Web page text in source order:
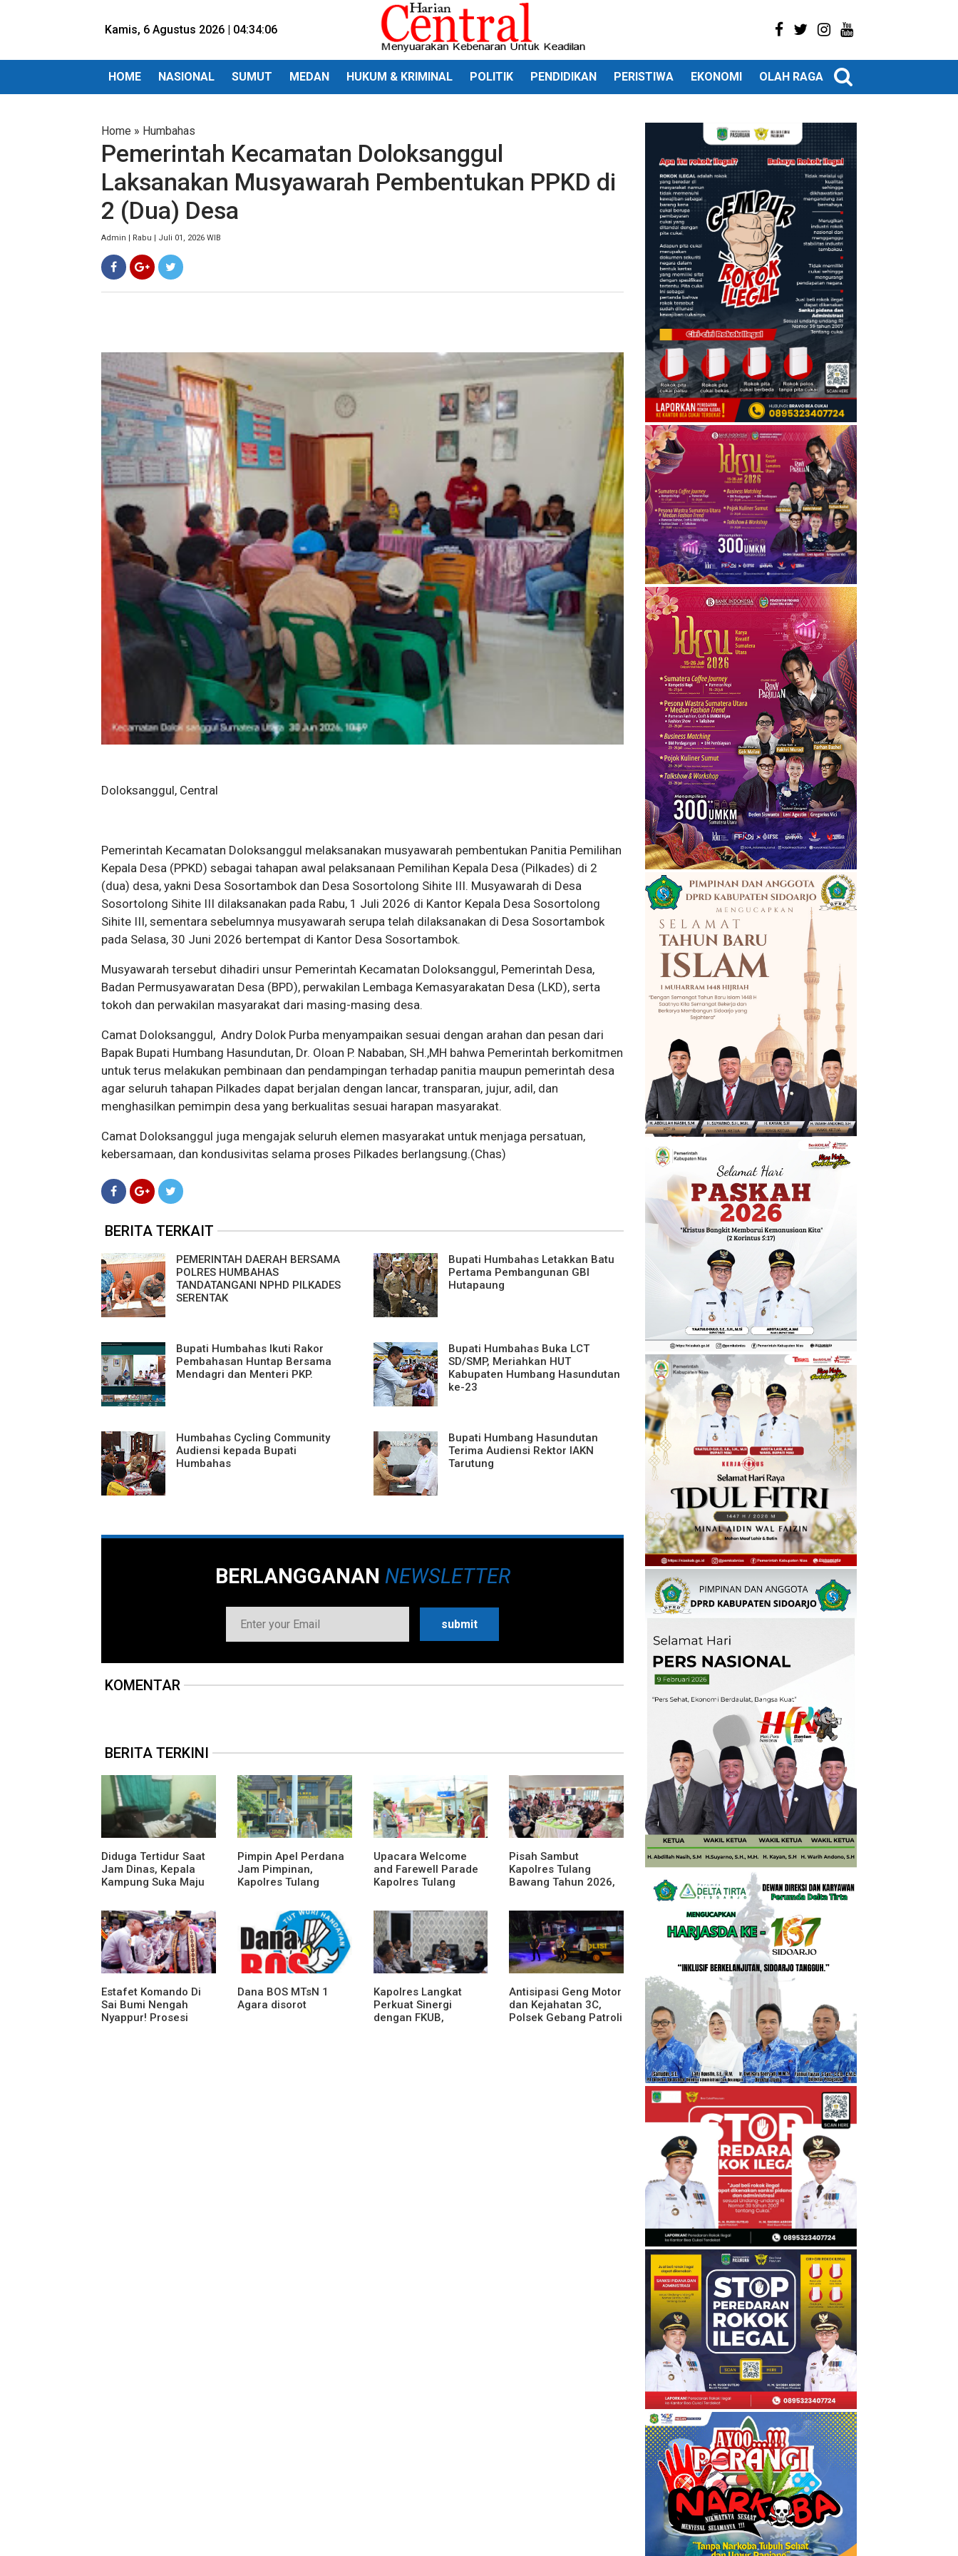
Kamis, 6 Agustus 2026 | 04:34:07
HOME NASIONAL SUMUT MEDAN HUKUM & KRIMINAL POLITIK PENDIDIKAN PERISTIWA EKONOMI OLAH RAGA
Home » Humbahas
Pemerintah Kecamatan Doloksanggul
Laksanakan Musyawarah Pembentukan PPKD di
2 (Dua) Desa
Admin | Rabu | Juli 01, 2026 WIB
Doloksanggul, Central
Pemerintah Kecamatan Doloksanggul melaksanakan musyawarah pembentukan Panitia Pemilihan
Kepala Desa (PPKD) sebagai tahapan awal pelaksanaan Pemilihan Kepala Desa (Pilkades) di 2
(dua) desa, yakni Desa Sosortambok dan Desa Sosortolong Sihite III. Musyawarah di Desa
Sosortolong Sihite III dilaksanakan pada Rabu, 1 Juli 2026 di Kantor Kepala Desa Sosortolong
Sihite III, sementara sebelumnya musyawarah serupa telah dilaksanakan di Desa Sosortambok
pada Selasa, 30 Juni 2026 bertempat di Kantor Desa Sosortambok.
Musyawarah tersebut dihadiri unsur Pemerintah Kecamatan Doloksanggul, Pemerintah Desa,
Badan Permusyawaratan Desa (BPD), perwakilan Lembaga Kemasyarakatan Desa (LKD), serta
tokoh dan perwakilan masyarakat dari masing-masing desa.
Camat Doloksanggul, Andry Dolok Purba menyampaikan sesuai dengan arahan dan pesan dari
Bapak Bupati Humbang Hasundutan, Dr. Oloan P. Nababan, SH.,MH bahwa Pemerintah berkomitmen
untuk terus melakukan pembinaan dan pendampingan terhadap panitia maupun pemerintah desa
agar seluruh tahapan Pilkades dapat berjalan dengan lancar, transparan, jujur, adil, dan
menghasilkan pemimpin desa yang berkualitas sesuai harapan masyarakat.
Camat Doloksanggul juga mengajak seluruh elemen masyarakat untuk menjaga persatuan,
kebersamaan, dan kondusivitas selama proses Pilkades berlangsung.(Chas)
BERITA TERKAIT
PEMERINTAH DAERAH BERSAMA
POLRES HUMBAHAS
TANDATANGANI NPHD PILKADES
SERENTAK
Bupati Humbahas Letakkan Batu
Pertama Pembangunan GBI
Hutapaung
Bupati Humbahas Ikuti Rakor
Pembahasan Huntap Bersama
Mendagri dan Menteri PKP.
Bupati Humbahas Buka LCT
SD/SMP, Meriahkan HUT
Kabupaten Humbang Hasundutan
ke-23
Humbahas Cycling Community
Audiensi kepada Bupati
Humbahas
Bupati Humbang Hasundutan
Terima Audiensi Rektor IAKN
Tarutung
BERLANGGANAN NEWSLETTER
KOMENTAR
BERITA TERKINI
Diduga Tertidur Saat
Jam Dinas, Kepala
Kampung Suka Maju
Media
Pimpin Apel Perdana
Jam Pimpinan,
Kapolres Tulang
Arahan dan
Penekanan Pada
Personil
Upacara Welcome
and Farewell Parade
Kapolres Tulang
Berlangsung Khidmat
Pisah Sambut
Kapolres Tulang
Bawang Tahun 2026,
Forkopimda untuk
Menjaga Stabilitas
Daerah
Estafet Komando Di
Sai Bumi Nengah
Nyappur! Prosesi
Dana BOS MTsN 1
Agara disorot
Kapolres Langkat
Perkuat Sinergi
dengan FKUB,
Antisipasi Geng Motor
dan Kejahatan 3C,
Polsek Gebang Patroli